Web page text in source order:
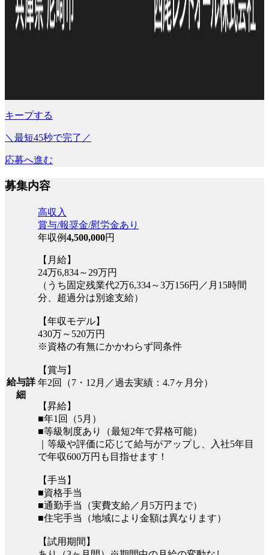
キープする
＼最短45秒で完了／
応募へ進む
募集内容
給与詳
細
高収入
賞与/報奨金/慰労金あり
年収例4,500,000円
【月給】
24万6,834～29万円
（うち固定残業代2万6,334～3万156円／月15時間
分、超過分は別途支給）
【年収モデル】
430万～520万円
※資格の有無にかかわらず同条件
【賞与】
年2回（7・12月／過去実績：4.7ヶ月分）
【昇給】
■年1回（5月）
■等級制度あり（最短2年で昇格可能）
｜等級や評価に応じて給与がアップし、入社5年目
で年収600万円も目指せます！
【手当】
■資格手当
■通勤手当（実費支給／月5万円まで）
■住宅手当（地域により金額は異なります）
【試用期間】